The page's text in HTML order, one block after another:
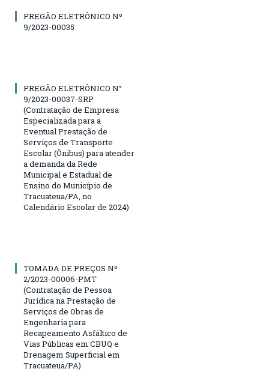
PREGÃO ELETRÔNICO Nº
9/2023-00035
PREGÃO ELETRÔNICO N°
9/2023-00037-SRP
(Contratação de Empresa
Especializada para a
Eventual Prestação de
Serviços de Transporte
Escolar (Ônibus) para atender
a demanda da Rede
Municipal e Estadual de
Ensino do Município de
Tracuateua/PA, no
Calendário Escolar de 2024)
TOMADA DE PREÇOS Nº
2/2023-00006-PMT
(Contratação de Pessoa
Jurídica na Prestação de
Serviços de Obras de
Engenharia para
Recapeamento Asfáltico de
Vias Públicas em CBUQ e
Drenagem Superficial em
Tracuateua/PA)